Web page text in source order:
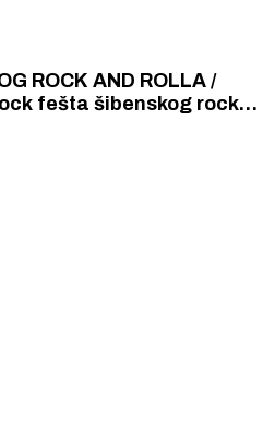
ROCK AND ROLLA /
fešta šibenskog rock